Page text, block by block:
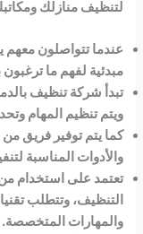
لتنظيف منازلك
عندما تتواصلون
مبدئية لفهم ما
تبدأ شركة تنظيف
ويتم تنظيم المهام
كما يتم توفير فريق من
والأدوات المناسبة
تعتمد على استخدام
التنظيف، وتتطلب
والمهارات المتخصصة.